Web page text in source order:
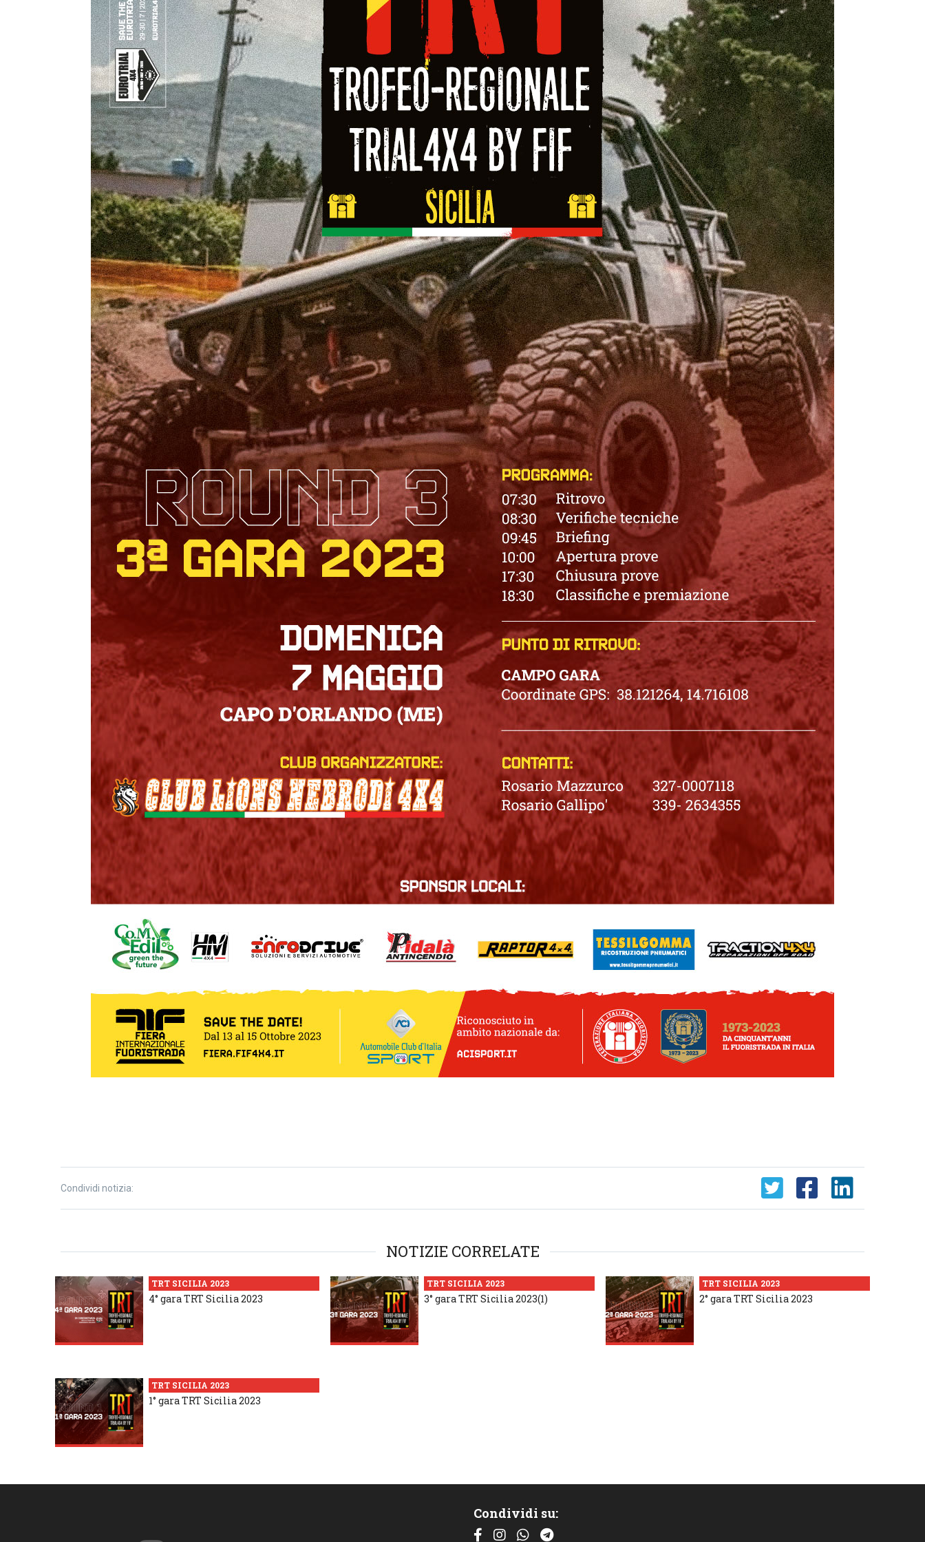
Condividi notizia:
NOTIZIE CORRELATE
TRT SICILIA 2023
4° gara TRT Sicilia 2023
TRT SICILIA 2023
3° gara TRT Sicilia 2023(1)
TRT SICILIA 2023
2° gara TRT Sicilia 2023
TRT SICILIA 2023
1° gara TRT Sicilia 2023
Condividi su: